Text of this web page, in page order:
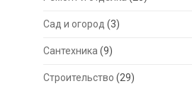
Сад и огород (3)
Сантехника (9)
Строительство (29)